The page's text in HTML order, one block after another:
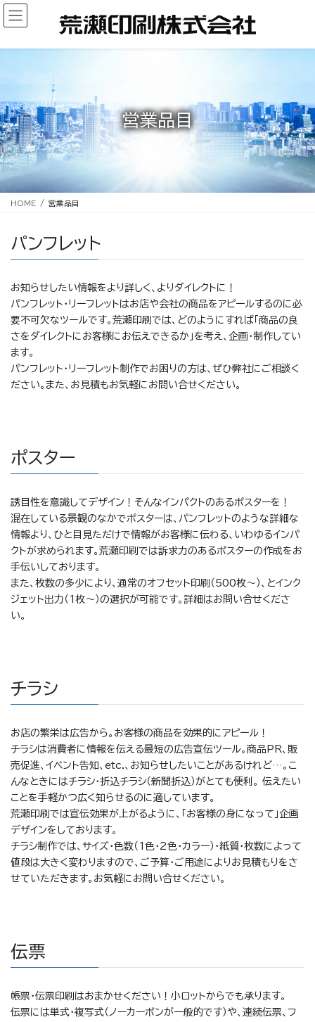
コ
ン
キ
ッ
プ
ナ
ビ
ー
に
移
動
営業品目
HOME 営業品目
パンフレット
お知らせしたい情報をより詳しく、よりダイレクトに！
パンフレット・リーフレットはお店や会社の商品をアピールするのに必
要不可欠なツールです。荒瀬印刷では、どのようにすれば「商品の良
さをダイレクトにお客様にお伝えできるか」を考え、企画・制作してい
ます。
パンフレット・リーフレット制作でお困りの方は、ぜひ弊社にご相談く
ださい。また、お見積もお気軽にお問い合せください。
ポスター
誘目性を意識してデザイン！そんなインパクトのあるポスターを！
混在している景観のなかでポスターは、パンフレットのような詳細な
情報より、ひと目見ただけで情報がお客様に伝わる、いわゆるインパ
クトが求められます。荒瀬印刷では訴求力のあるポスターの作成をお
手伝いしております。
また、枚数の多少により、通常のオフセット印刷（500枚〜）、とインク
ジェット出力（1枚〜）の選択が可能です。詳細はお問い合せくださ
い。
チラシ
お店の繁栄は広告から。お客様の商品を効果的にアピール！
チラシは消費者に情報を伝える最短の広告宣伝ツール。商品PR、販
売促進、イベント告知、etc.、お知らせしたいことがあるけれど…。こ
んなときにはチラシ・折込チラシ（新聞折込）がとても便利。 伝えたい
ことを手軽かつ広く知らせるのに適しています。
荒瀬印刷では宣伝効果が上がるように、「お客様の身になって」企画
デザインをしております。
チラシ制作では、サイズ・色数（1色・2色・カラー）・紙質・枚数によって
値段は大きく変わりますので、ご予算・ご用途によりお見積もりをさ
せていただきます。お気軽にお問い合せください。
伝票
帳票・伝票印刷はおまかせください！小ロットからでも承ります。
伝票には単式・複写式（ノーカーボンが一般的です）や、連続伝票、フ